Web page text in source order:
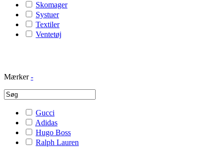
Skomager
Systuer
Textiler
Ventetøj
Mærker -
Gucci
Adidas
Hugo Boss
Ralph Lauren